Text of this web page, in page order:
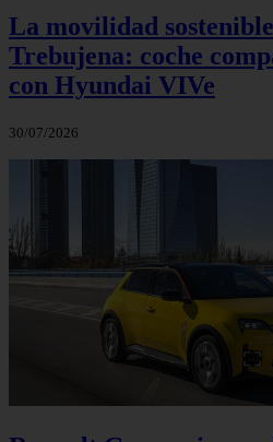
La movilidad
Trebujena: coche
con Hyundai VIVe
30/07/2026